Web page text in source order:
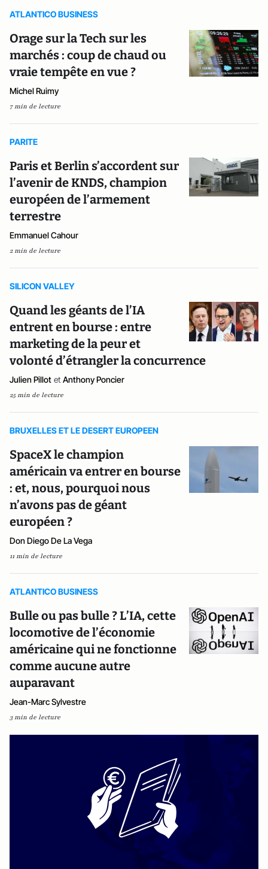
ATLANTICO BUSINESS
Orage sur la Tech sur les
marchés : coup de chaud ou
vraie tempête en vue ?
Michel Ruimy
7 min de lecture
PARITE
Paris et Berlin s’accordent sur
l’avenir de KNDS, champion
européen de l’armement
terrestre
Emmanuel Cahour
2 min de lecture
SILICON VALLEY
Quand les géants de l’IA
entrent en bourse : entre
marketing de la peur et
volonté d’étrangler la concurrence
Julien Pillot et Anthony Poncier
25 min de lecture
BRUXELLES ET LE DESERT EUROPEEN
SpaceX le champion
américain va entrer en bourse
: et, nous, pourquoi nous
n’avons pas de géant
européen ?
Don Diego De La Vega
11 min de lecture
ATLANTICO BUSINESS
Bulle ou pas bulle ? L’IA, cette
locomotive de l’économie
américaine qui ne fonctionne
comme aucune autre
auparavant
Jean-Marc Sylvestre
3 min de lecture